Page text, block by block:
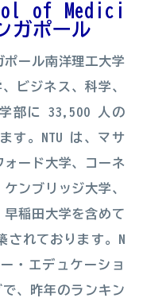
of Medici
ガポール
ポール南洋理工大学
ビジネス、科学、
部に 33,500 人の
す。NTU は、マサ
ォード大学、コーネ
ンブリッジ大学、
稲田大学を含めて
されております。N
・エデュケーショ
で、昨年のランキン